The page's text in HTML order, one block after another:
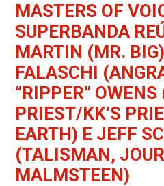
MASTERS OF
SUPERBANDA
MARTIN (MR.
FALASCHI
“RIPPER”
PRIEST/KK’S
EARTH) E JEFF
(TALISMAN,
MALMSTEEN)